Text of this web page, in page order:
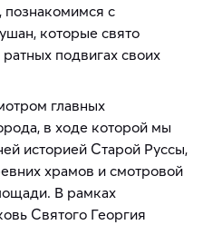
познакомимся с
которые свято
подвигах своих
главных
в ходе которой мы
историей Старой Руссы,
храмов и смотровой
В рамках
Святого Георгия